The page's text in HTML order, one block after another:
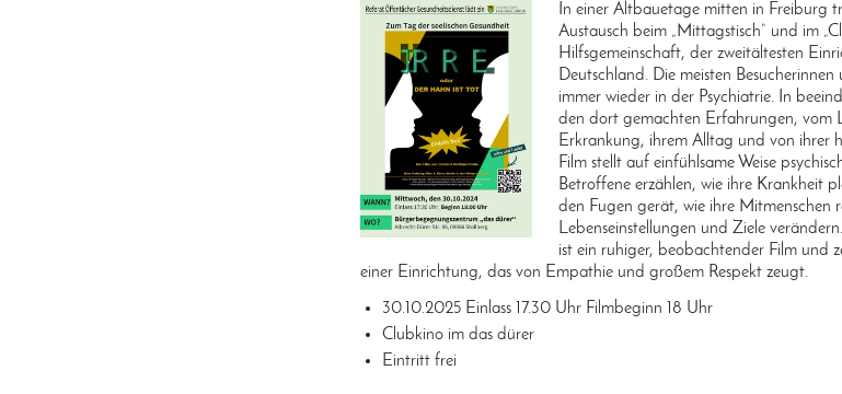
In einer Altbauetage mitten in Freiburg
Austausch beim „Mittagstisch“ und im
Hilfsgemeinschaft, der zweitältesten
Deutschland. Die meisten
immer wieder in der Psychiatrie. In
den dort gemachten Erfahrungen, vom
Erkrankung, ihrem Alltag und von ihrer
Film stellt auf einfühlsame Weise
Betroffene erzählen, wie ihre Krankheit
den Fugen gerät, wie ihre Mitmenschen
Lebenseinstellungen und Ziele
ist ein ruhiger, beobachtender Film und
einer Einrichtung, das von Empathie und großem Respekt zeugt.
30.10.2025 Einlass 17.30 Uhr Filmbeginn 18 Uhr
Clubkino im das dürer
Eintritt frei